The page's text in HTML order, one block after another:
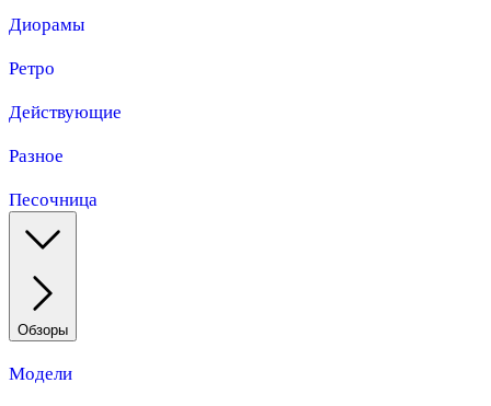
Диорамы
Ретро
Действующие
Разное
Песочница
Обзоры
Модели